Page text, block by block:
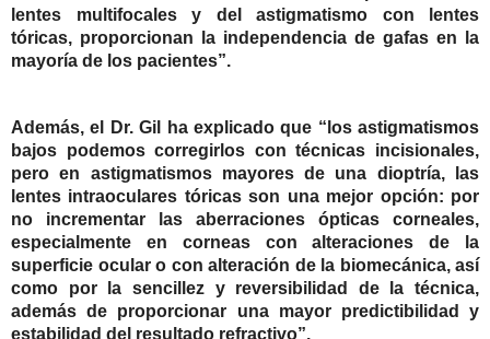
lentes multifocales y del astigmatismo con lentes
tóricas, proporcionan la independencia de gafas en la
mayoría de los pacientes”.
Además, el Dr. Gil ha explicado que “los astigmatismos
bajos podemos corregirlos con técnicas incisionales,
pero en astigmatismos mayores de una dioptría, las
lentes intraoculares tóricas son una mejor opción: por
no incrementar las aberraciones ópticas corneales,
especialmente en corneas con alteraciones de la
superficie ocular o con alteración de la biomecánica, así
como por la sencillez y reversibilidad de la técnica,
además de proporcionar una mayor predictibilidad y
estabilidad del resultado refractivo”.